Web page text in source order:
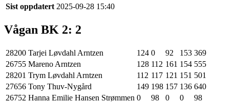
Sist oppdatert 2025-09-28 15:40
Vågan BK 2: 2
28200 Tarjei Løvdahl Arntzen 124 0 92 153 369
26755 Mareno Arntzen 128 112 161 154 555
28201 Trym Løvdahl Arntzen 112 117 121 151 501
27656 Tony Thuv-Nygård 149 198 157 136 640
26752 Hanna Emilie Hansen Strømmen 0 98 0 0
98